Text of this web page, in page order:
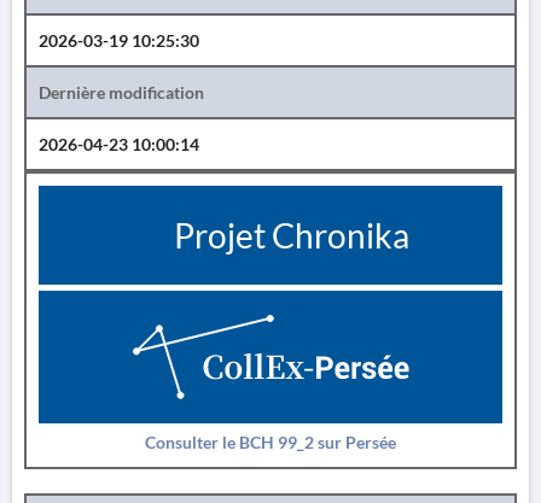
2026-03-19 10:25:30
Dernière modification
2026-04-23 10:00:14
Projet Chronika
Consulter le BCH 99_2 sur Persée